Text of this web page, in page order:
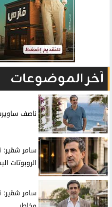
آخر الموضوعات
ناصف ساويرس يتجاوز
سامر شقير:
الروبوتات
سامر شقير: